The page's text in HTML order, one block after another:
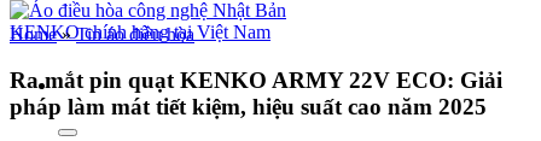
Home»Tin áo điều hòa
Ra mắt pin quạt KENKO ARMY 22V ECO: Giải
pháp làm mát tiết kiệm, hiệu suất cao năm 2025